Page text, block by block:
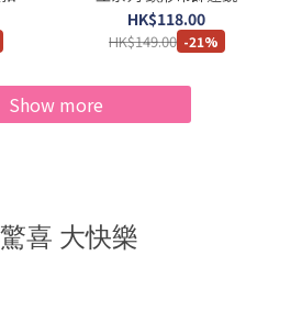
HK$118.00
HK$149.00 -21%
Show more
喜 大快樂